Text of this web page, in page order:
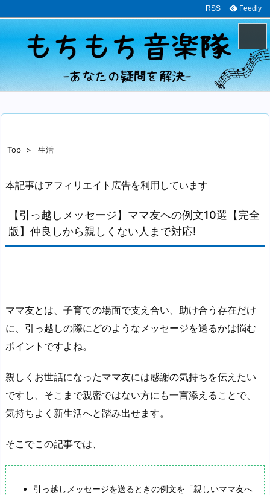
メニュ
RSS Feedly
Top > 生活
本記事はアフィリエイト広告を利用しています
【引っ越しメッセージ】ママ友への例文10選【完全
版】仲良しから親しくない人まで対応!
ママ友とは、子育ての場面で支え合い、助け合う存在だけ
に、引っ越しの際にどのようなメッセージを送るかは悩む
ポイントですよね。
親しくお世話になったママ友には感謝の気持ちを伝えたい
ですし、そこまで親密ではない方にも一言添えることで、
気持ちよく新生活へと踏み出せます。
そこでこの記事では、
引っ越しメッセージを送るときの例文を「親しいママ友へ